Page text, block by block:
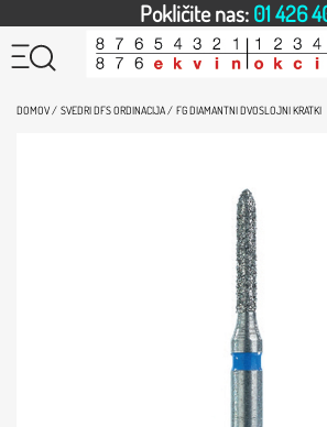
Pokličite nas:01 426
DOMOV / SVEDRI DFS ORDINACIJA / FG DIAMANTNI DVOSLOJNI KRATKI